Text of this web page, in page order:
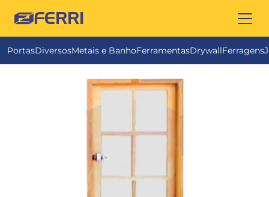
FERRI
PortasDiversosMetais e BanhoFerramentasDrywallFerragens